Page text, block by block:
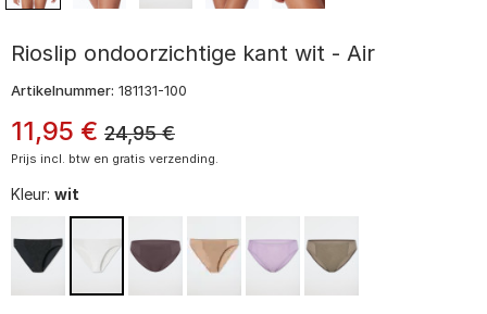
Rioslip ondoorzichtige kant wit - Air
Artikelnummer: 181131-100
11,95 € 24,95 €
Prijs incl. btw en gratis verzending.
Kleur: wit